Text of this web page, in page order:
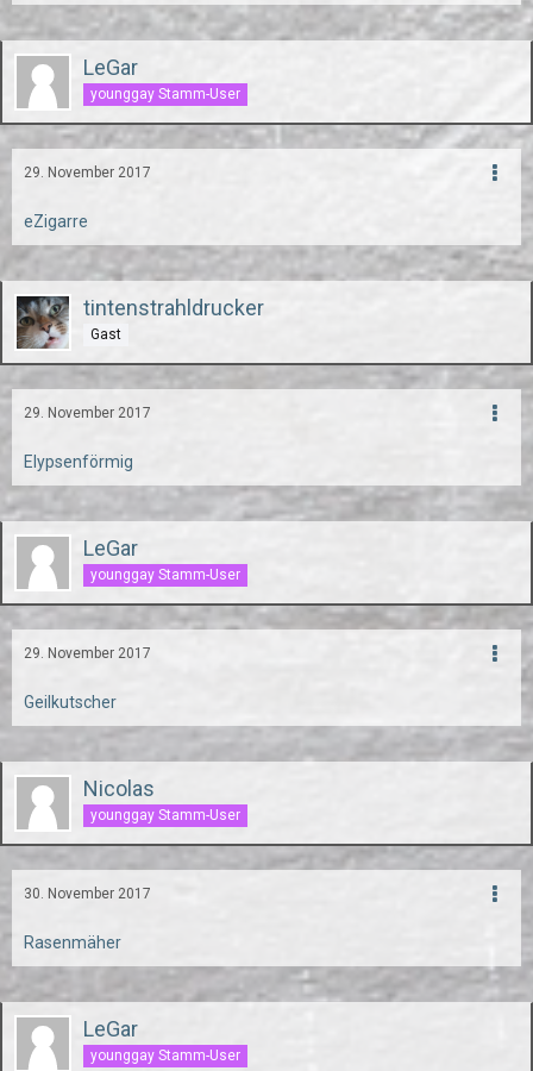
LeGar
younggay Stamm-User
29. November 2017
eZigarre
tintenstrahldrucker
Gast
29. November 2017
Elypsenförmig
LeGar
younggay Stamm-User
29. November 2017
Geilkutscher
Nicolas
younggay Stamm-User
30. November 2017
Rasenmäher
LeGar
younggay Stamm-User